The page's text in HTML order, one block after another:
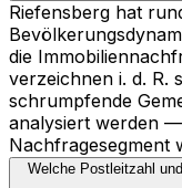
Riefensberg hat
die
verzeichnen i. d. R.
schrumpfende
analysiert werden
Nachfragesegment
Welche Postleitzahl